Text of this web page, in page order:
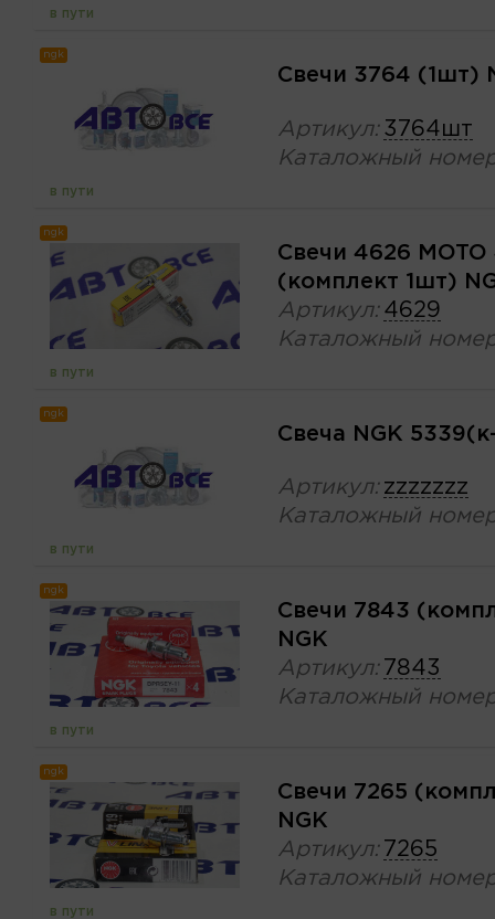
в пути
ngk
Свечи 3764 (1шт)
Артикул: 3764шт
Каталожный
в пути
ngk
Свечи 4626
(комплект 1шт)
Артикул: 4629
Каталожный
в пути
ngk
Свеча NGK
Артикул: zzzzzzz
Каталожный
в пути
ngk
Свечи 7843
NGK
Артикул: 7843
Каталожный
в пути
ngk
Свечи 7265
NGK
Артикул: 7265
Каталожный
в пути